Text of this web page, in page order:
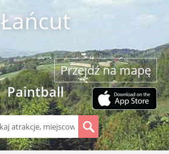
Łańcut
Paintball
Przejdź na mapę